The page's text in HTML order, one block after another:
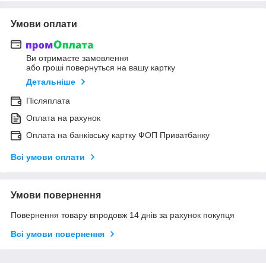
Умови оплати
Ви отримаєте замовлення
або гроші повернуться на вашу картку
Детальніше
Післяплата
Оплата на рахунок
Оплата на банківську картку ФОП Приватбанку
Всі умови оплати
Умови повернення
Повернення товару впродовж 14 днів за рахунок покупця
Всі умови повернення